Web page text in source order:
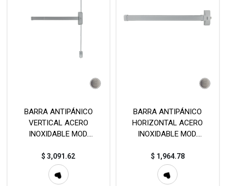
BARRA ANTIPÁNICO
VERTICAL ACERO
INOXIDABLE MOD.
$3,091.62
BARRA ANTIPÁNICO
HORIZONTAL ACERO
INOXIDABLE MOD.
$ 1,964.78